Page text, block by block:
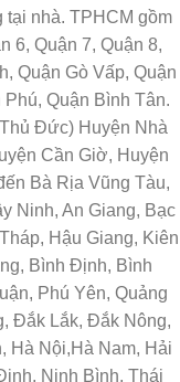
tại nhà. TPHCM gồm
6, Quận 7, Quận 8,
Quận Gò Vấp, Quận
Quận Bình Tân.
Đức) Huyện Nhà
Cần Giờ, Huyện
Bà Rịa Vũng Tàu,
Ninh, An Giang, Bạc
Hậu Giang, Kiên
Bình Định, Bình
Phú Yên, Quảng
Đắk Lắk, Đắk Nông,
Hà Nội,Hà Nam, Hải
Ninh Bình, Thái